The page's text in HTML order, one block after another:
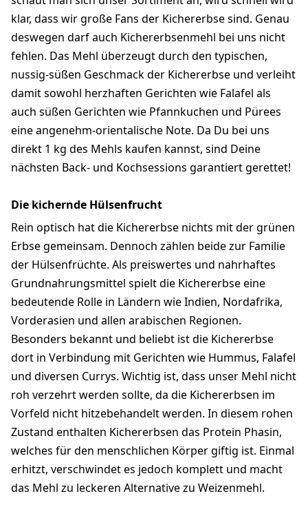
klar, dass wir große Fans der Kichererbse sind. Genau
deswegen darf auch Kichererbsenmehl bei uns nicht
fehlen. Das Mehl überzeugt durch den typischen,
nussig-süßen Geschmack der Kichererbse und verleiht
damit sowohl herzhaften Gerichten wie Falafel als
auch süßen Gerichten wie Pfannkuchen und Pürees
eine angenehm-orientalische Note. Da Du bei uns
direkt 1 kg des Mehls kaufen kannst, sind Deine
nächsten Back- und Kochsessions garantiert gerettet!
Die kichernde Hülsenfrucht
Rein optisch hat die Kichererbse nichts mit der grünen
Erbse gemeinsam. Dennoch zählen beide zur Familie
der Hülsenfrüchte. Als preiswertes und nahrhaftes
Grundnahrungsmittel spielt die Kichererbse eine
bedeutende Rolle in Ländern wie Indien, Nordafrika,
Vorderasien und allen arabischen Regionen.
Besonders bekannt und beliebt ist die Kichererbse
dort in Verbindung mit Gerichten wie Hummus, Falafel
und diversen Currys. Wichtig ist, dass unser Mehl nicht
roh verzehrt werden sollte, da die Kichererbsen im
Vorfeld nicht hitzebehandelt werden. In diesem rohen
Zustand enthalten Kichererbsen das Protein Phasin,
welches für den menschlichen Körper giftig ist. Einmal
erhitzt, verschwindet es jedoch komplett und macht
das Mehl zu leckeren Alternative zu Weizenmehl.